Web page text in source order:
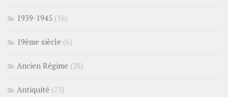
1939-1945 (16)
19ème siècle (6)
Ancien Régime (28)
Antiquité (73)